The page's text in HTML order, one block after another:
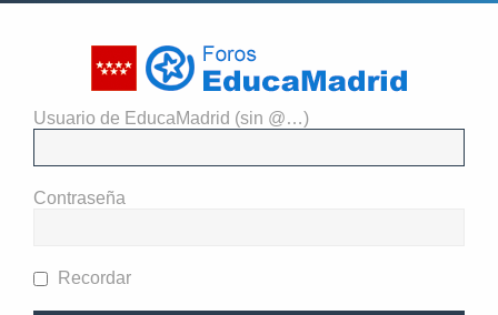
Usuario de EducaMadrid (sin @…)
Contraseña
Recordar